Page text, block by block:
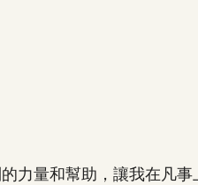
力量和幫助，讓我在凡